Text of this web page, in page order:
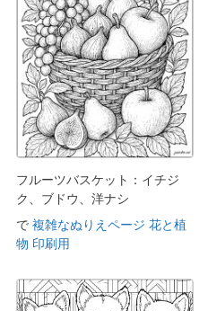
フルーツバスケット：イチジ
ク、ブドウ、洋ナシ
で 複雑なぬりえページ 花と植
物 印刷用